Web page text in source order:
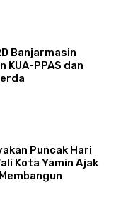
Banjarmasin
KUA-PPAS dan
Puncak Hari
Kota Yamin Ajak